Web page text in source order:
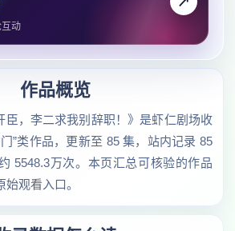
动
作品概览
臣，李二求我别辞职！》是虾仁剧场收
”类作品，更新至 85 集，站内记录 85
5548.3万次。本页汇总可核验的作品
观看入口。